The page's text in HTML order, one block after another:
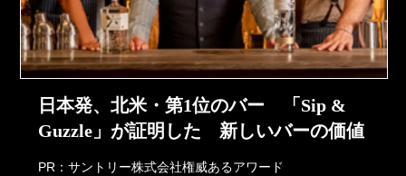
日本発、北米・第1位のバー 「Sip &
Guzzle」が証明した 新しいバーの価値
PR：サントリー株式会社権威あるアワード